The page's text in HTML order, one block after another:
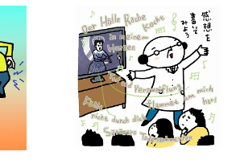
テレメール全国一斉
大学で学びたい